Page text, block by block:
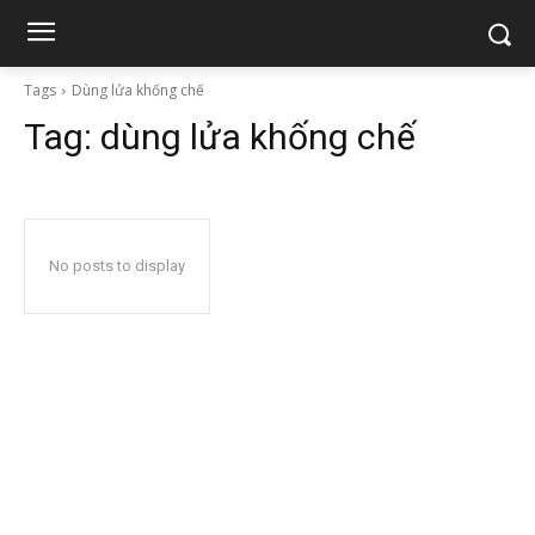
Tags Dùng lửa khống chế
Tag: dùng lửa khống chế
No posts to display